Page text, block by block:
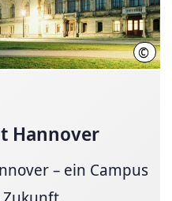
©
Hannover
– ein Campus